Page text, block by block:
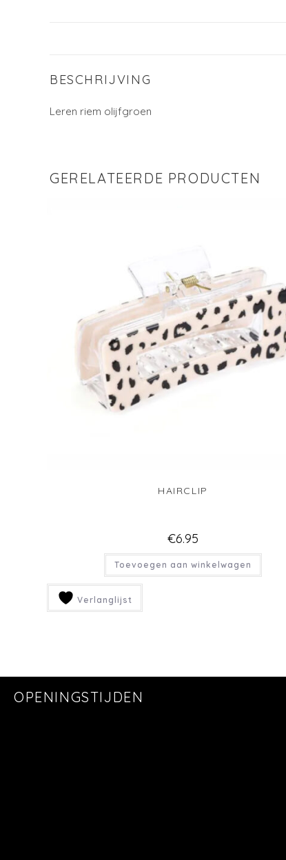
BESCHRIJVING
Leren riem olijfgroen
GERELATEERDE PRODUCTEN
HAIRCLIP
€6.95
Toevoegen aan winkelwagen
Verlanglijst
OPENINGSTIJDEN